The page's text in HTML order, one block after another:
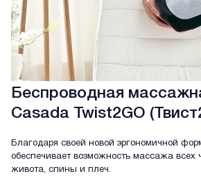
Беспроводная
Casada Twist2GO
Благодаря своей новой эргономичной
обеспечивает возможность массажа всех
живота, спины и плеч.